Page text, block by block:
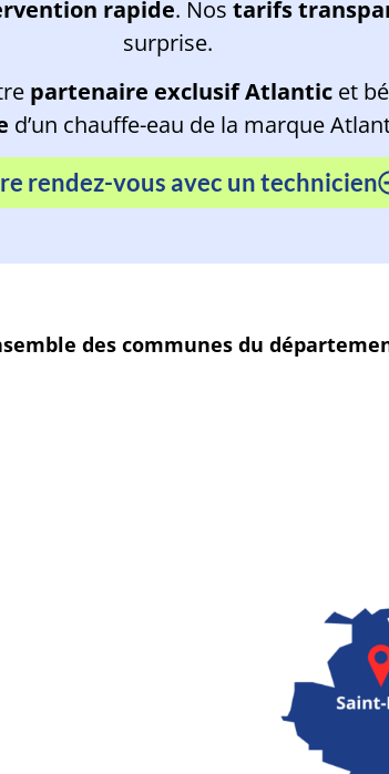
rapide. Nos tarifs
surprise.
partenaire exclusif Atlanticet
d’un chauffe-eau de la marque
rendez-vous avec un technicien
des communes du